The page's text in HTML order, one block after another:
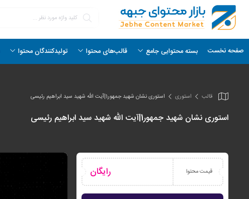
صفحه نخست بسته محتوایی جامع قالب‌های محتوا تولیدکنندگان محتوا
قالب استوری استوری نشان شهید جمهور1|آیت الله شهید سید ابراهیم رئیسی
استوری نشان شهید جمهور1|آیت الله شهید سید ابراهیم رئیسی
قیمت محتوا رایگان